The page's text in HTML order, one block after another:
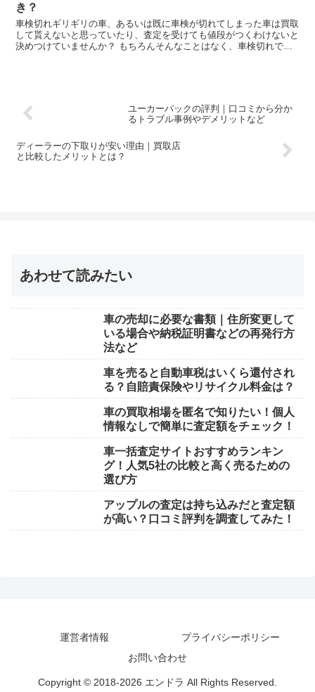
き？
車検切れギリギリの車、あるいは既に車検が切れてしまった車は買取
して貰えないと思っていたり、査定を受けても値段がつくわけないと
決めつけていませんか？ もちろんそんなことはなく、車検切れでも
ユーカーパックの評判｜口コミから分か
るトラブル事例やデメリットなど
ディーラーの下取りが安い理由｜買取店
と比較したメリットとは？
あわせて読みたい
車の売却に必要な書類｜住所変更して
いる場合や納税証明書などの再発行方
法など
車を売ると自動車税はいくら還付され
る？自賠責保険やリサイクル料金は？
車の買取相場を匿名で知りたい！個人
情報なしで簡単に査定額をチェック！
車一括査定サイトおすすめランキン
グ！人気5社の比較と高く売るための
選び方
アップルの査定は持ち込みだと査定額
が高い？口コミ評判を調査してみた！
運営者情報
プライバシーポリシー
お問い合わせ
Copyright © 2018-2026 エンドラ All Rights Reserved.